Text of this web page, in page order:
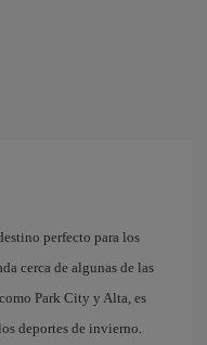
perfecto para los
cerca de algunas de las
Park City y Alta, es
deportes de invierno.